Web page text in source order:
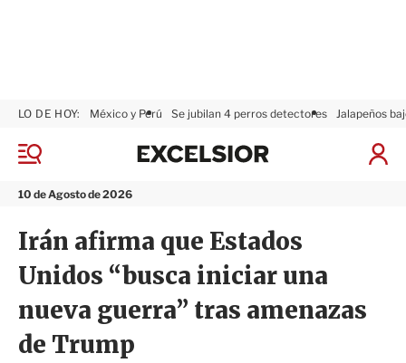
M
n
10 de Agosto de 2026
LO DE HOY: México y Perú Se jubilan 4 perros detectores Jalapeños
I
x
s
i
r
Irán afirma que Estados
Unidos “busca iniciar una
nueva guerra” tras amenazas
de Trump